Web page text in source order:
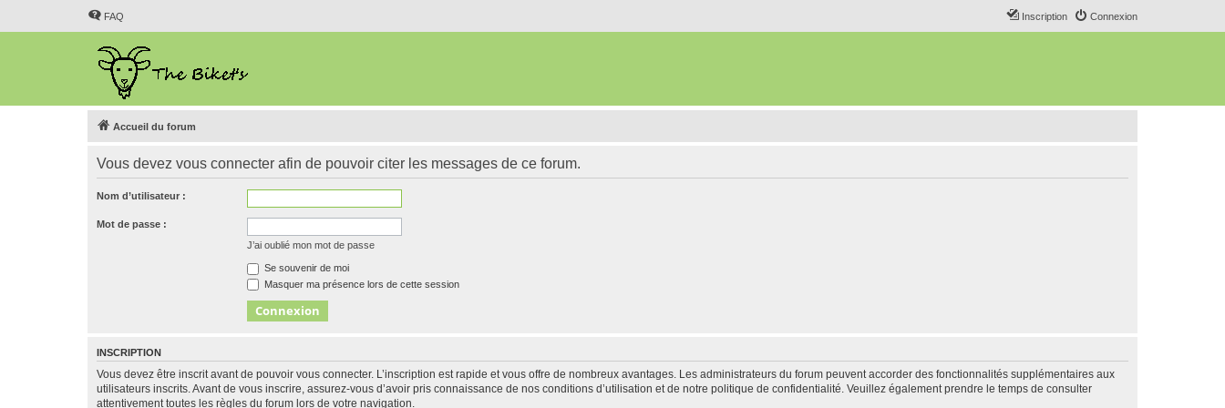
FAQ Connexion
Inscription
Accueil du forum
Vous devez vous connecter afin de pouvoir citer les messages de ce forum.
Nom d’utilisateur :
Mot de passe :
J’ai oublié mon mot de passe
Se souvenir de moi
Masquer ma présence lors de cette session
INSCRIPTION
Vous devez être inscrit avant de pouvoir vous connecter. L’inscription est rapide et vous offre de nombreux avantages. Les administrateurs du forum peuvent accorder des fonctionnalités supplémentaires aux
utilisateurs inscrits. Avant de vous inscrire, assurez-vous d’avoir pris connaissance de nos conditions d’utilisation et de notre politique de confidentialité. Veuillez également prendre le temps de consulter
attentivement toutes les règles du forum lors de votre navigation.